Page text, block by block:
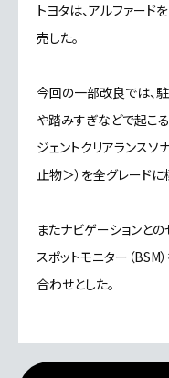
トヨタは、アルファー
売した。
今回の一部改良では、
や踏みすぎなどで起こ
ジェントクリアランスソ
止物＞）を全グレードに
またナビゲーションとの
スポットモニター（BSM
合わせとした。